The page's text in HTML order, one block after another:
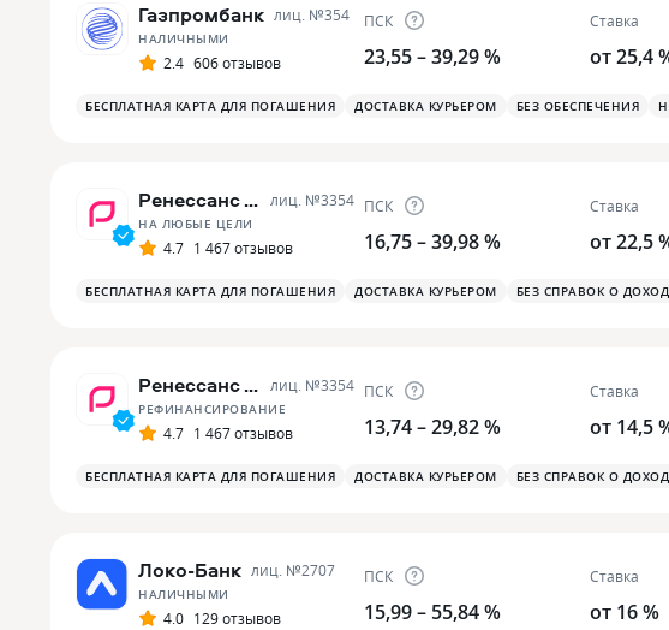
Газпромбанк лиц. №354
НАЛИЧНЫМИ
2.4 606 отзывов
ПСК
23,55 – 39,29 %
Ставка
от 25,4
БЕСПЛАТНАЯ КАРТА ДЛЯ ПОГАШЕНИЯ ДОСТАВКА КУРЬЕРОМ БЕЗ ОБЕСПЕЧЕНИЯ
Ренессанс Банк лиц. №3354
НА ЛЮБЫЕ ЦЕЛИ
4.7 1 467 отзывов
ПСК
16,75 – 39,98 %
Ставка
от 22,5
БЕСПЛАТНАЯ КАРТА ДЛЯ ПОГАШЕНИЯ ДОСТАВКА КУРЬЕРОМ БЕЗ СПРАВОК О
Ренессанс Банк лиц. №3354
РЕФИНАНСИРОВАНИЕ
4.7 1 467 отзывов
ПСК
13,74 – 29,82 %
Ставка
от 14,5
БЕСПЛАТНАЯ КАРТА ДЛЯ ПОГАШЕНИЯ ДОСТАВКА КУРЬЕРОМ БЕЗ СПРАВОК О
Локо-Банк лиц. №2707
НАЛИЧНЫМИ
4.0 129 отзывов
ПСК
15,99 – 55,84 %
Ставка
от 16 %